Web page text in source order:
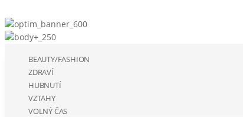
BEAUTY/FASHION
ZDRAVÍ
HUBNUTÍ
VZTAHY
VOLNÝ ČAS